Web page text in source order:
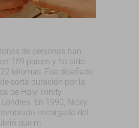
de personas han
169 países y ha sido
idiomas. Fue diseñado
corta duración por la
de Holy Trinity
En 1990, Nicky
encargado del
que m